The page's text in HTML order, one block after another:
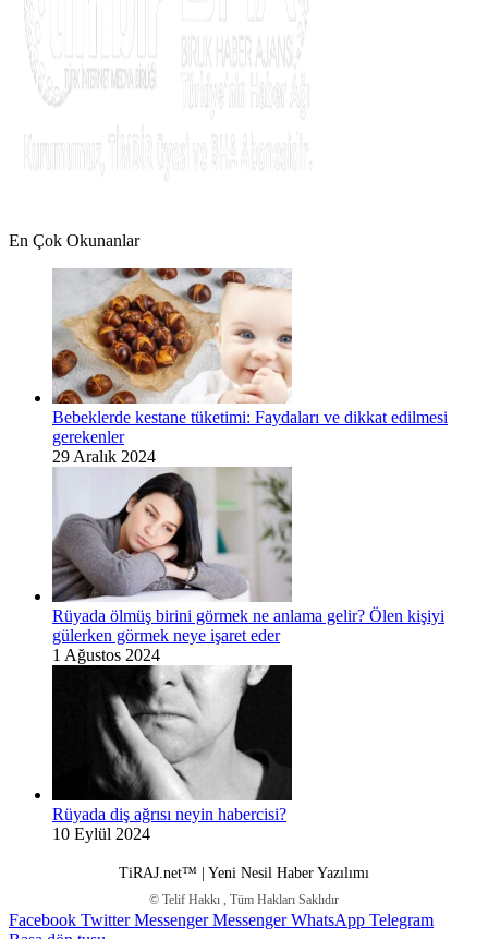
En Çok Okunanlar
Bebeklerde kestane tüketimi: Faydaları ve dikkat edilmesi
gerekenler
29 Aralık 2024
Rüyada ölmüş birini görmek ne anlama gelir? Ölen kişiyi
gülerken görmek neye işaret eder
1 Ağustos 2024
Rüyada diş ağrısı neyin habercisi?
10 Eylül 2024
TiRAJ.net™ | Yeni Nesil Haber Yazılımı
© Telif Hakkı , Tüm Hakları Saklıdır
Facebook Twitter Messenger Messenger WhatsApp Telegram